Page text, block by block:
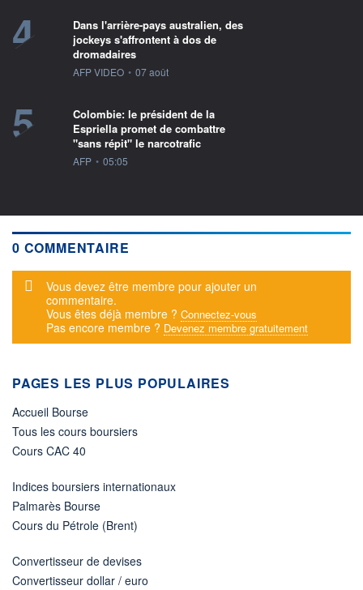
4
Dans l'arrière-pays australien, des
jockeys s'affrontent à dos de
dromadaires
information fournie par
AFP VIDEO • 07 août
5
Colombie: le président de la
Espriella promet de combattre
"sans répit" le narcotrafic
information fournie par
AFP • 05:05
0 COMMENTAIRE
Message d'alerte
Vous devez être membre pour ajouter un
commentaire.
Vous êtes déjà membre ? Connectez-vous
Pas encore membre ? Devenez membre gratuitement
PAGES LES PLUS POPULAIRES
Accueil Bourse
Tous les cours boursiers
Cours CAC 40
Indices boursiers internationaux
Palmarès Bourse
Cours du Pétrole (Brent)
Convertisseur de devises
Convertisseur dollar / euro